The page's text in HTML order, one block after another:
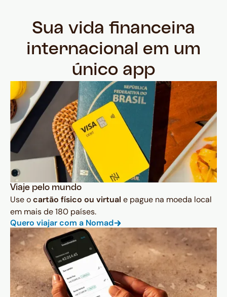
Sua vida financeira
internacional em um
único app
Viaje pelo mundo
Use ocartão físico ou virtual e pague na moeda local
em mais de 180 países.
Quero viajar com a Nomad